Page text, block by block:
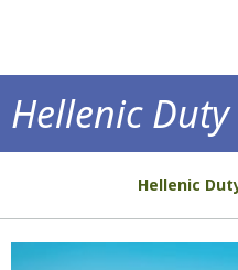
Hellenic Duty
Hellenic